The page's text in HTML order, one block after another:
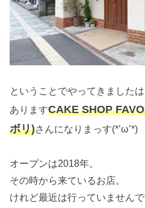
ということでやってきました
ありますCAKE SHOP
ボリ)さんになりまっす(*’ω’*)
オープンは2018年。
その時から来ているお店。
けれど最近は行っていません